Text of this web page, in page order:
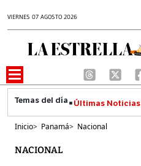
VIERNES 07 AGOSTO 2026
Últimas Noticias
Inicio> Panamá> Nacional
NACIONAL